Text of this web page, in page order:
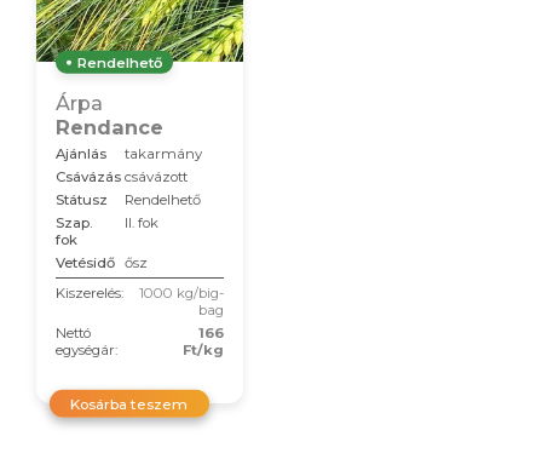
Rendelhető
Árpa
Rendance
Ajánlás
takarmány
Csávázás csávázott
Státusz
Rendelhető
Szap.
fok
II. fok
Vetésidő ősz
Kiszerelés:
1000 kg/big-
bag
Nettó
egységár:
166
Ft/kg
Kosárba teszem